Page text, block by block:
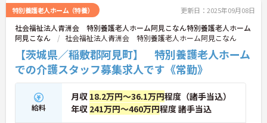
特別養護老人ホーム（特養） 更新日：2025年09月08日
社会福祉法人青洲会 特別養護老人ホーム阿見こなん特別養護老人ホーム
阿見こなん
社会福祉法人青洲会 特別養護老人ホーム阿見こなん
【茨城県／稲敷郡阿見町】 特別養護老人ホーム
での介護スタッフ募集求人です《常勤》
給料
月収 18.2万円～36.1万円程度（諸手当込）
年収 241万円～460万円程度 諸手当込